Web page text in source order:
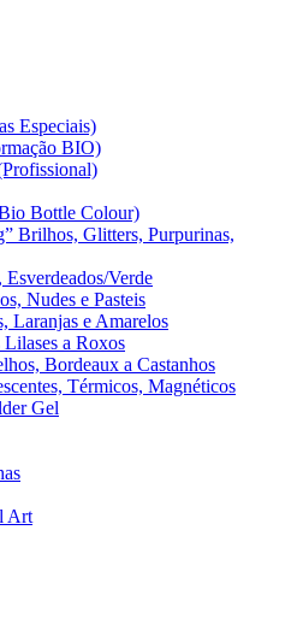
Especiais)
BIO)
Bottle Colour)
Brilhos, Glitters, Purpurinas,
Verde
Nudes e Pasteis
Laranjas e Amarelos
Lilases a Roxos
Bordeaux a Castanhos
Térmicos, Magnéticos
Gel
Art